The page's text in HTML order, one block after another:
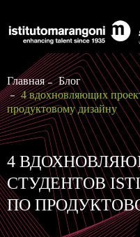
Главная
Блог
4 вдохновляющих
продуктовому дизайну
4
СТУДЕНТОВ
ПО